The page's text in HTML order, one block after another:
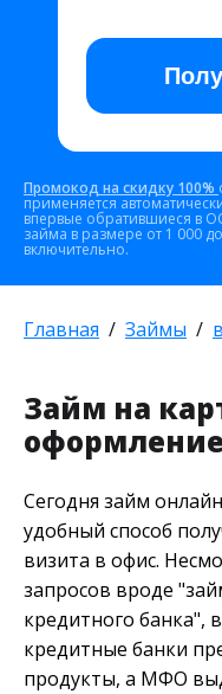
Промокод на скидку 100%
применяется
впервые обратившиеся в
займа в размере от 1 000
включительно.
Главная Займы
Займ на
Сегодня займ
удобный способ
визита в офис.
запросов вроде
кредитного банка",
кредитные банки
продукты, а МФО